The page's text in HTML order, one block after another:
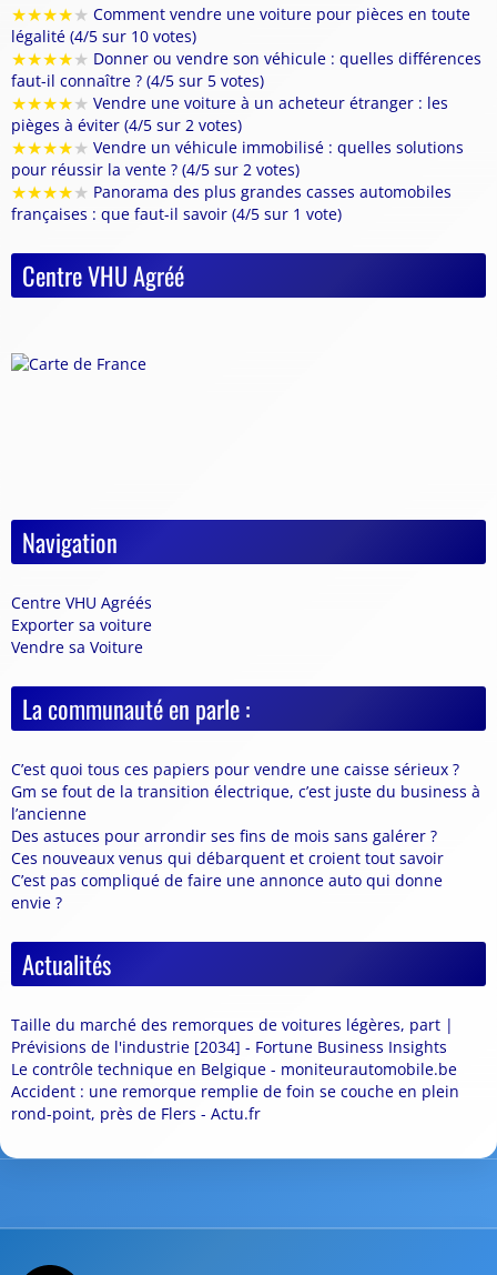
★★★★★ Comment vendre une voiture pour pièces en toute
légalité (4/5 sur 10 votes)
★★★★★ Donner ou vendre son véhicule : quelles différences
faut-il connaître ? (4/5 sur 5 votes)
★★★★★ Vendre une voiture à un acheteur étranger : les
pièges à éviter (4/5 sur 2 votes)
★★★★★ Vendre un véhicule immobilisé : quelles solutions
pour réussir la vente ? (4/5 sur 2 votes)
★★★★★ Panorama des plus grandes casses automobiles
françaises : que faut-il savoir (4/5 sur 1 vote)
Centre VHU Agréé
Navigation
Centre VHU Agréés
Exporter sa voiture
Vendre sa Voiture
La communauté en parle :
C’est quoi tous ces papiers pour vendre une caisse sérieux ?
Gm se fout de la transition électrique, c’est juste du business à
l’ancienne
Des astuces pour arrondir ses fins de mois sans galérer ?
Ces nouveaux venus qui débarquent et croient tout savoir
C’est pas compliqué de faire une annonce auto qui donne
envie ?
Actualités
Taille du marché des remorques de voitures légères, part |
Prévisions de l'industrie [2034] - Fortune Business Insights
Le contrôle technique en Belgique - moniteurautomobile.be
Accident : une remorque remplie de foin se couche en plein
rond-point, près de Flers - Actu.fr